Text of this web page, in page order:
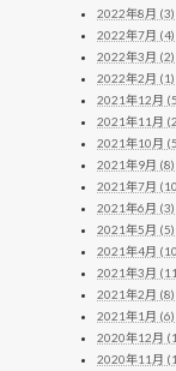
2022年8月 (3)
2022年7月 (4)
2022年3月 (2)
2022年2月 (1)
2021年12月
2021年11月
2021年10月
2021年9月 (8)
2021年7月
2021年6月 (3)
2021年5月 (5)
2021年4月
2021年3月
2021年2月 (8)
2021年1月 (6)
2020年12月
2020年11月